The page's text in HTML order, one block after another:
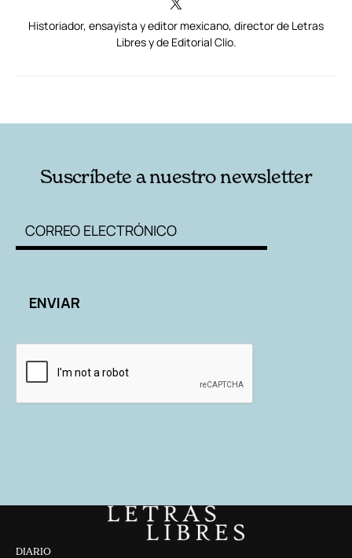
Historiador, ensayista y editor mexicano, director de Letras
Libres y de Editorial Clío.
Suscríbete a nuestro newsletter
DIARIO